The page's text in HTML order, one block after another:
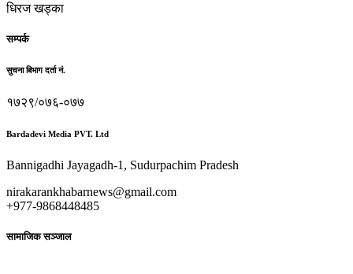
धिरज खड्का
सम्पर्क
सुचना बिभाग दर्ता नं.
१७२९/०७६-०७७
Bardadevi Media PVT. Ltd
Bannigadhi Jayagadh-1, Sudurpachim Pradesh
nirakarankhabarnews@gmail.com
+977-9868448485
सामाजिक सञ्जाल